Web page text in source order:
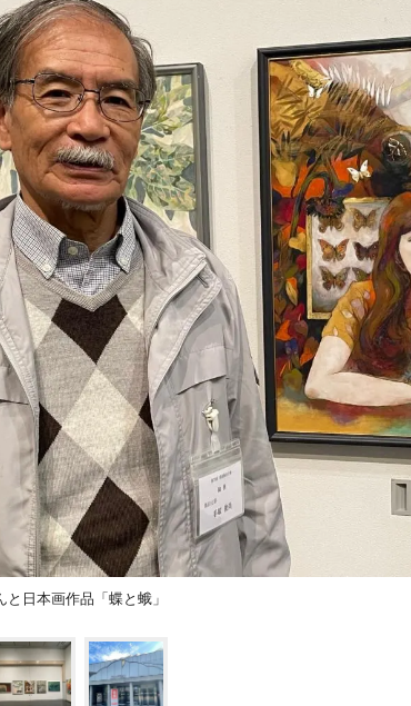
と日本画作品「蝶と蛾」